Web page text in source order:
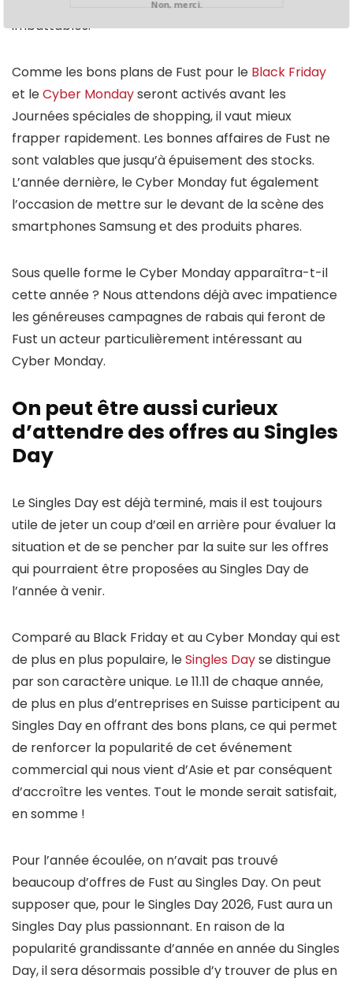
imbattables.
Comme les bons plans de Fust pour le Black Friday
et leCyber Mondayseront activés avant les
Journées spéciales de shopping, il vaut mieux
frapper rapidement. Les bonnes affaires de Fust ne
sont valables que jusqu’à épuisement des stocks.
L’année dernière, le Cyber Monday fut également
l’occasion de mettre sur le devant de la scène des
smartphones Samsung et des produits phares.
Sous quelle forme le Cyber Monday apparaîtra-t-il
cette année ? Nous attendons déjà avec impatience
les généreuses campagnes de rabais qui feront de
Fust un acteur particulièrement intéressant au
Cyber Monday.
On peut être aussi curieux
d’attendre des offres au Singles
Day
Le Singles Day est déjà terminé, mais il est toujours
utile de jeter un coup d’œil en arrière pour évaluer la
situation et de se pencher par la suite sur les offres
qui pourraient être proposées au Singles Day de
l’année à venir.
Comparé au Black Friday et au Cyber Monday qui est
de plus en plus populaire, leSingles Dayse distingue
par son caractère unique. Le 11.11 de chaque année,
de plus en plus d’entreprises en Suisse participent au
Singles Day en offrant des bons plans, ce qui permet
de renforcer la popularité de cet événement
commercial qui nous vient d’Asie et par conséquent
d’accroître les ventes. Tout le monde serait satisfait,
en somme !
Pour l’année écoulée, on n’avait pas trouvé
beaucoup d’offres de Fust au Singles Day. On peut
supposer que, pour le Singles Day 2026, Fust aura un
Singles Day plus passionnant. En raison de la
popularité grandissante d’année en année du Singles
Day, il sera désormais possible d’y trouver de plus en
Non, merci.